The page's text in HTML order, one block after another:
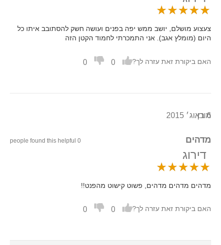
צעצוע מושלם, יושב ממש יפה בפנים ועושה חשק להסתובב איתו כל
היום (מומלץ אגב). אני התמכרתי לחמוד הקטן הזה
האם ביקורת זאת עזרה לך? 0
0
מורן
6 באוג׳ 2015
מדהים 0 people found this helpful
דירוג
מדהים מדהים מדהים, פשוט קישוט מהפנט!!
האם ביקורת זאת עזרה לך? 0
0